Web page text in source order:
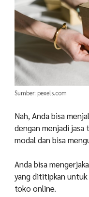
Sumber: pexels.com
Nah, Anda bisa
dengan menjadi
modal dan bisa
Anda bisa
yang dititipkan untuk
toko online.